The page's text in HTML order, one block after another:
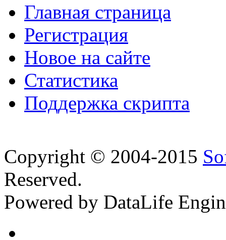
Главная страница
Регистрация
Новое на сайте
Статистика
Поддержка скрипта
Copyright © 2004-2015
Reserved.
Powered by DataLife